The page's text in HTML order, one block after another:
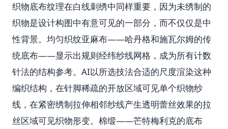
织物底布纹理在白线刺绣中同样重要，因为未绣制的
织物是设计构图中有意可见的一部分，而不仅仅是中
性背景。均匀织纹亚麻布——哈丹格和施瓦尔姆的传
统底布——显示出规则经纬纱线网格，成为所有计数
针法的结构参考。AI以所选技法合适的尺度渲染这种
编织结构，在针脚稀疏的开放区域可见单个织物纱
线，在紧密绣制拉伸相邻纱线产生透明蕾丝效果的拉
丝区域可见织物形变。棉缎——芒特梅利克的底布